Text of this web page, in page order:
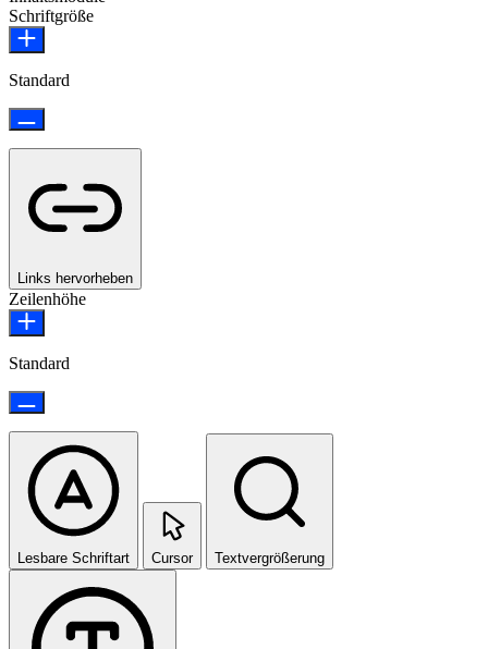
Schriftgröße
Standard
Links hervorheben
Zeilenhöhe
Standard
Lesbare Schriftart Cursor Textvergrößerung